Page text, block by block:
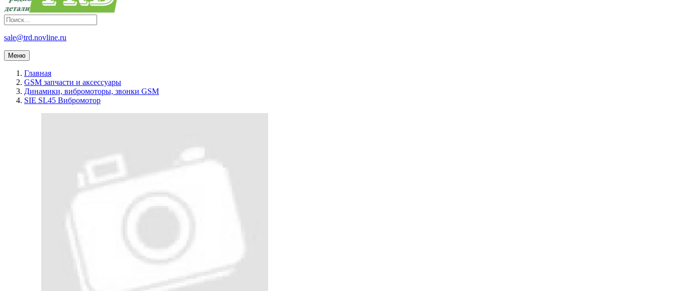
sale@trd.novline.ru
Меню
Главная
GSM запчасти и аксессуары
Динамики, вибромоторы, звонки GSM
SIE SL45 Вибромотор